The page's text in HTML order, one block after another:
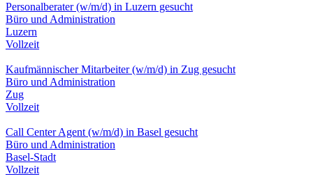
Personalberater (w/m/d) in Luzern gesucht
Büro und Administration
Luzern
Vollzeit
Kaufmännischer Mitarbeiter (w/m/d) in Zug gesucht
Büro und Administration
Zug
Vollzeit
Call Center Agent (w/m/d) in Basel gesucht
Büro und Administration
Basel-Stadt
Vollzeit